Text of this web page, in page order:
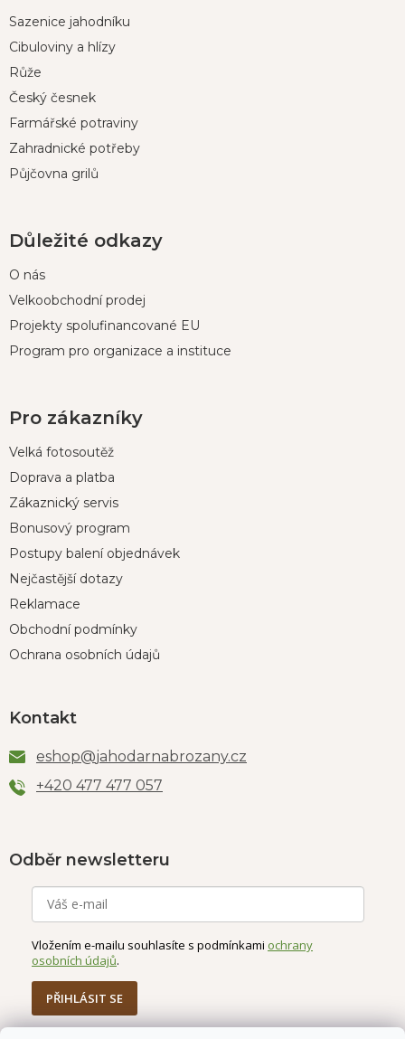
aSazenice jahodníku
Cibuloviny a hlízy
Růže
Český česnek
Farmářské potraviny
Zahradnické potřeby
Půjčovna grilů
Důležité odkazy
O nás
Velkoobchodní prodej
Projekty spolufinancované EU
Program pro organizace a instituce
Pro zákazníky
Velká fotosoutěž
Doprava a platba
Zákaznický servis
Bonusový program
Postupy balení objednávek
Nejčastější dotazy
Reklamace
Obchodní podmínky
Ochrana osobních údajů
Kontakt
eshop@jahodarnabrozany.cz
+420 477 477 057
Odběr newsletteru
Vložením e-mailu souhlasíte s podmínkami ochrany
osobních údajů.
PŘIHLÁSIT SE